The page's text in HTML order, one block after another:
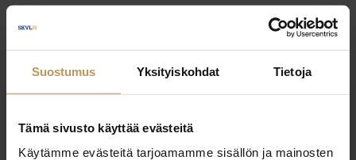
Suostumus Yksityiskohdat Tietoja
Tämä sivusto käyttää evästeitä
Käytämme evästeitä tarjoamamme sisällön ja mainosten
Ota yhteyttä
Jarkko Kallio